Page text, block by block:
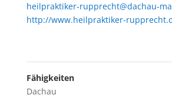
heilpraktiker-rupprecht@dachau-
http://www.heilpraktiker-
Fähigkeiten
Dachau